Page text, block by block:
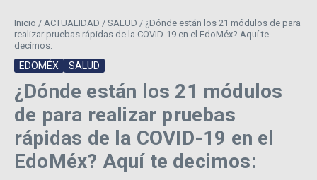
Inicio / ACTUALIDAD / SALUD / ¿Dónde están los 21 módulos de para
realizar pruebas rápidas de la COVID-19 en el EdoMéx? Aquí te
decimos:
EDOMÉX SALUD
¿Dónde están los 21 módulos
de para realizar pruebas
rápidas de la COVID-19 en el
EdoMéx? Aquí te decimos: